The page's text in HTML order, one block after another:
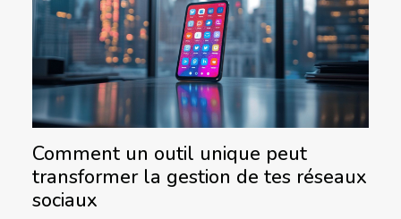
Comment un outil unique peut
transformer la gestion de tes réseaux
sociaux